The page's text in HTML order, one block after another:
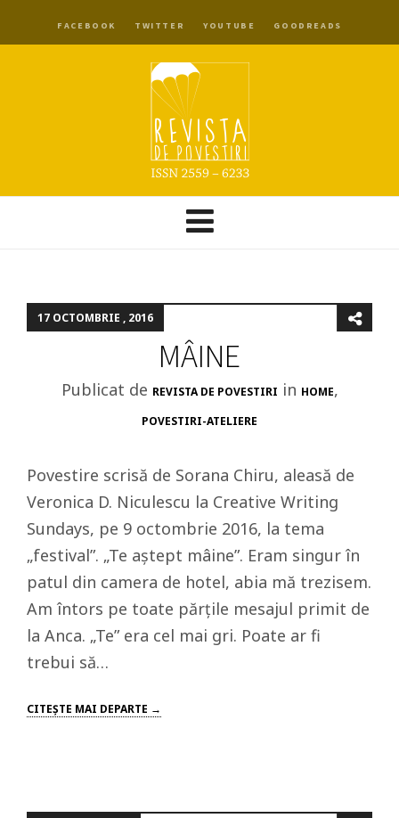
FACEBOOK TWITTER YOUTUBE GOODREADS
17 OCTOMBRIE , 2016
MÂINE
Publicat de REVISTA DE POVESTIRI in HOME,
POVESTIRI-ATELIERE
Povestire scrisă de Sorana Chiru, aleasă de
Veronica D. Niculescu la Creative Writing
Sundays, pe 9 octombrie 2016, la tema
„festival”. „Te aștept mâine”. Eram singur în
patul din camera de hotel, abia mă trezisem.
Am întors pe toate părțile mesajul primit de
la Anca. „Te” era cel mai gri. Poate ar fi
trebui să…
CITEŞTE MAI DEPARTE →